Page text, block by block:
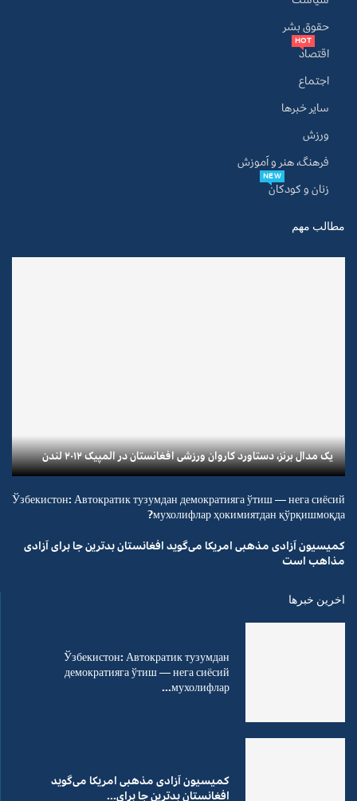
حقوق بشر
اقتصاد
HOT
اجتماع
سایر خبرها
ورزش
فرهنگ، هنر و آموزش
زنان و کودکان
NEW
مطالب مهم
یک مدال برنز، دستاورد کاروان ورزشی افغانستان در المپیک ۲۰۱۲ لندن
Ўзбекистон: Автократик тузумдан демократияга ўтиш — нега сиёсий
мухолифлар ҳокимиятдан қўрқишмоқда?
کمیسیون آزادی مذهبی امریکا می‌گوید افغانستان بدترین جا برای آزادی
مذاهب است
اخرین خبرها
Ўзбекистон: Автократик тузумдан
демократияга ўтиш — нега сиёсий
мухолифлар...
کمیسیون آزادی مذهبی امریکا می‌گوید
افغانستان بدترین جا برای...